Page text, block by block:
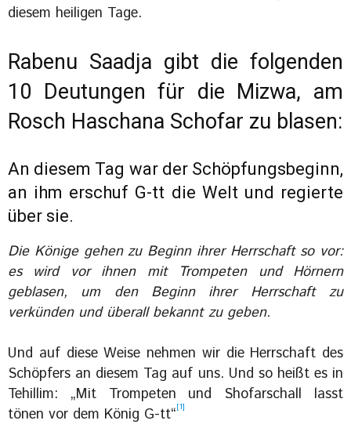
diesem heiligen Tage.
Rabenu Saadja gibt die folgenden
10 Deutungen für die Mizwa, am
Rosch Haschana Schofar zu blasen:
An diesem Tag war der Schöpfungsbeginn,
an ihm erschuf G-tt die Welt und regierte
über sie.
Die Könige gehen zu Beginn ihrer Herrschaft so vor:
es wird vor ihnen mit Trompeten und Hörnern
geblasen, um den Beginn ihrer Herrschaft zu
verkünden und überall bekannt zu geben.
Und auf diese Weise nehmen wir die Herrschaft des
Schöpfers an diesem Tag auf uns. Und so heißt es in
Tehillim: „Mit Trompeten und Shofarschall lasst
tönen vor dem König G-tt“[1]